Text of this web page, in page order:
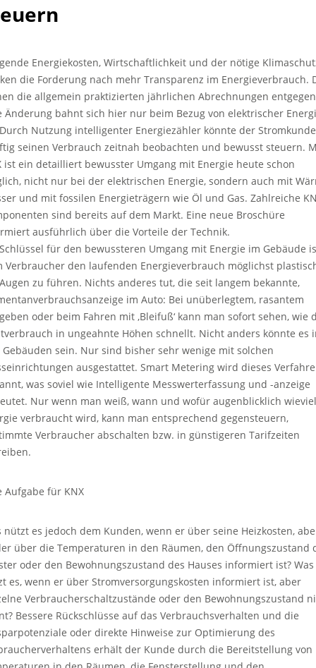
Energiekosten, Wirtschaftlichkeit und der nötige
die Forderung nach mehr Transparenz im Energieverbrauch.
die allgemein praktizierten jährlichen Abrechnungen
Änderung bahnt sich hier nur beim Bezug von elektrischer
Nutzung intelligenter Energiezähler könnte der Stromkunde
seinen Verbrauch zeitnah beobachten und bewusst steuern.
ist ein detailliert bewusster Umgang mit Energie heute schon
nicht nur bei der elektrischen Energie, sondern auch mit
und mit fossilen Energieträgern wie Öl und Gas. Zahlreiche
sind bereits auf dem Markt. Eine neue Broschüre
ausführlich über die Vorteile der Technik.
für den bewussteren Umgang mit Energie im Gebäude
Verbraucher den laufenden Energieverbrauch möglichst
zu führen. Nichts anderes tut, die seit langem bekannte,
im Auto: Bei unüberlegtem, rasantem
oder beim Fahren mit ‚Bleifuß‘ kann man sofort sehen, wie
in ungeahnte Höhen schnellt. Nicht anders könnte es
Gebäuden sein. Nur sind bisher sehr wenige mit solchen
ausgestattet. Smart Metering wird dieses
was soviel wie Intelligente Messwerterfassung und -anzeige
Nur wenn man weiß, wann und wofür augenblicklich wieviel
verbraucht wird, kann man entsprechend gegensteuern,
Verbraucher abschalten bzw. in günstigeren Tarifzeiten
Aufgabe für KNX
nützt es jedoch dem Kunden, wenn er über seine Heizkosten,
über die Temperaturen in den Räumen, den Öffnungszustand
oder den Bewohnungszustand des Hauses informiert ist? Was
es, wenn er über Stromversorgungskosten informiert ist, aber
Verbraucherschaltzustände oder den Bewohnungszustand
Bessere Rückschlüsse auf das Verbrauchsverhalten und die
oder direkte Hinweise zur Optimierung des
erhält der Kunde durch die Bereitstellung von